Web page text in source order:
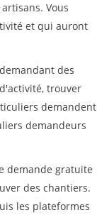
Vous
et qui auront
des
trouver
demandent
demandeurs
demande gratuite
des chantiers.
les plateformes